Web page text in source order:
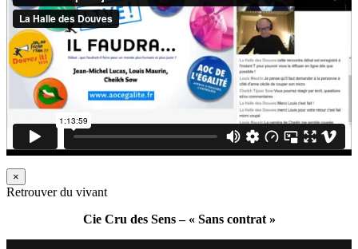
×
Retrouver du vivant
Cie Cru des Sens – « Sans contrat »